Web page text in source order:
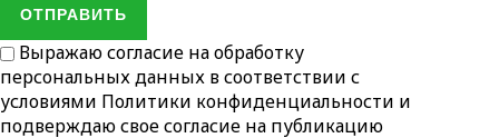
ОТПРАВИТЬ
Выражаю согласие на обработку
персональных данных в соответствии с
условиями Политики конфиденциальности и
подверждаю свое согласие на публикацию